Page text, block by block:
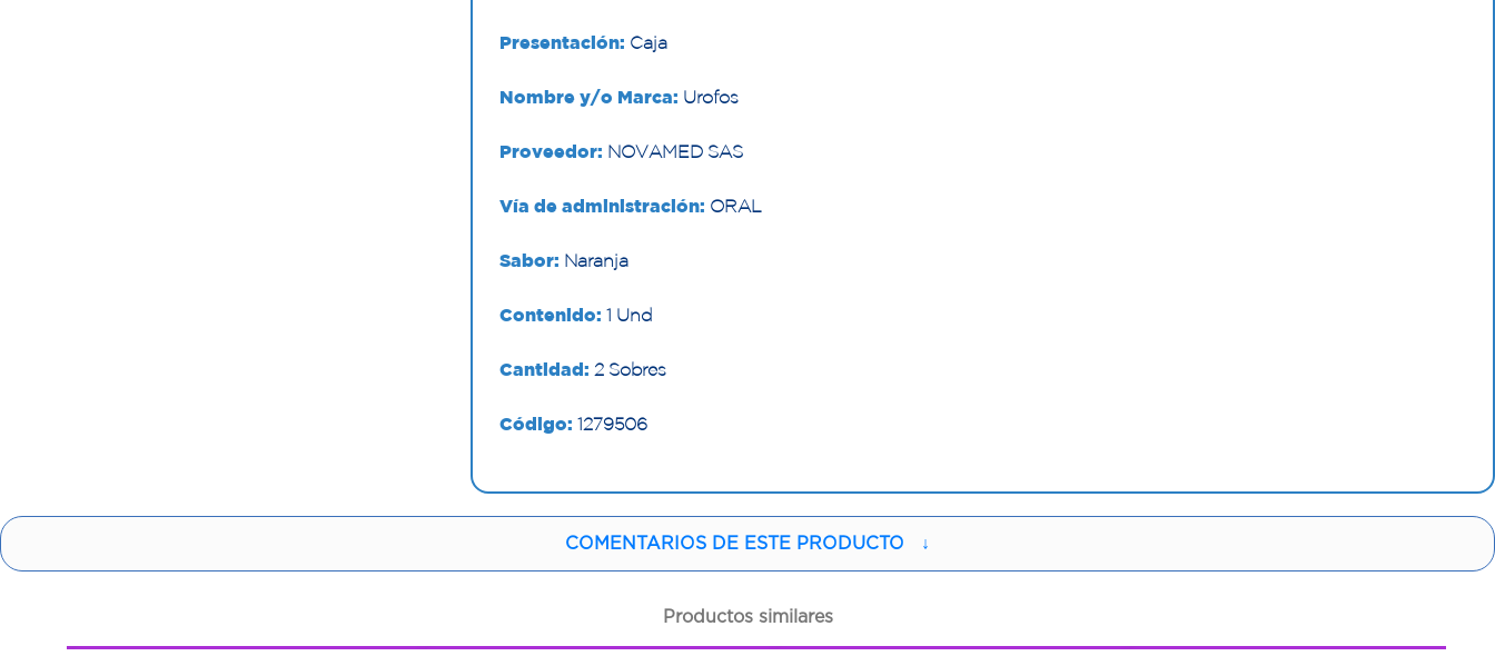
Presentación: Caja
Nombre y/o Marca: Urofos
Proveedor: NOVAMED SAS
Vía de administración: ORAL
Sabor: Naranja
Contenido: 1 Und
Cantidad: 2 Sobres
Código: 1279506
COMENTARIOS DE ESTE PRODUCTO ↓
Productos similares